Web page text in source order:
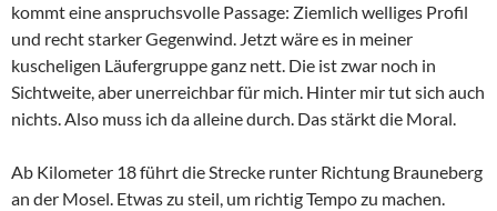
kommt eine anspruchsvolle Passage: Ziemlich welliges Profil
und recht starker Gegenwind. Jetzt wäre es in meiner
kuscheligen Läufergruppe ganz nett. Die ist zwar noch in
Sichtweite, aber unerreichbar für mich. Hinter mir tut sich auch
nichts. Also muss ich da alleine durch. Das stärkt die Moral.
Ab Kilometer 18 führt die Strecke runter Richtung Brauneberg
an der Mosel. Etwas zu steil, um richtig Tempo zu machen.